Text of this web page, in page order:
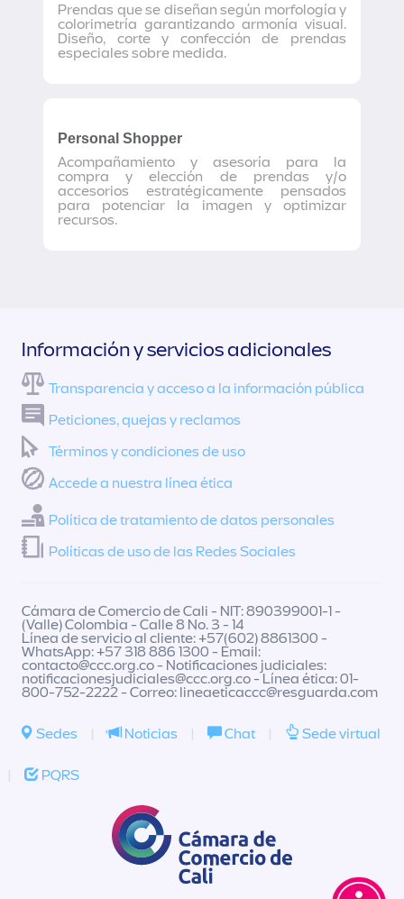
Prendas que se diseñan según morfología y
colorimetría garantizando armonía visual.
Diseño, corte y confección de prendas
especiales sobre medida.
Personal Shopper
Acompañamiento y asesoría para la
compra y elección de prendas y/o
accesorios estratégicamente pensados
para potenciar la imagen y optimizar
recursos.
Información y servicios adicionales
Transparencia y acceso a la información pública
Peticiones, quejas y reclamos
Términos y condiciones de uso
Accede a nuestra línea ética
Política de tratamiento de datos personales
Políticas de uso de las Redes Sociales
Cámara de Comercio de Cali - NIT: 890399001-1 -
(Valle) Colombia - Calle 8 No. 3 - 14
Línea de servicio al cliente: +57(602) 8861300 -
WhatsApp: +57 318 886 1300 - Email:
contacto@ccc.org.co- Notificaciones judiciales:
notificacionesjudiciales@ccc.org.co- Línea ética: 01-
800-752-2222 - Correo: lineaeticaccc@resguarda.com
Sedes | Noticias | Chat | Sede virtual
| PQRS